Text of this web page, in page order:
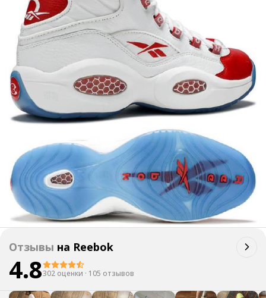
Отзывы на Reebok
4.8302 оценки · 105 отзывов